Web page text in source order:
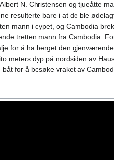
N. Christensen og tjueåtte
resulterte bare i at de ble
mann i dypet, og Cambodia
tretten mann fra Cambodia.
for å ha berget den
meters dyp på nordsiden av
for å besøke vraket av